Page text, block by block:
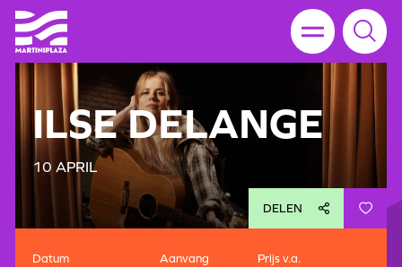
ILSE DELANGE
10 APRIL
DELEN
Datum Aanvang Prijs v.a.